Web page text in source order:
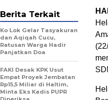
Berita Terkait
Ko Lok Gelar Tasyakuran
dan Aqiqah Cucu,
Ratusan Warga Hadir
Panjatkan Doa
FAKI Desak KPK Usut
Empat Proyek Jembatan
Rp15,5 Miliar di Haltim,
Minta Eks Kadis PUPR